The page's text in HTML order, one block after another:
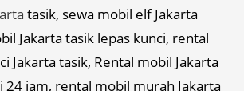
tasik, sewa mobil elf Jakarta
Jakarta tasik lepas kunci, rental
Jakarta tasik, Rental mobil Jakarta
24 jam, rental mobil murah Jakarta